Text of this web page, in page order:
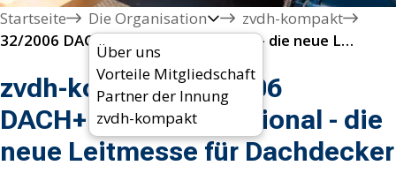
Startseite
Die Organisation
Über uns
Vorteile Mitgliedschaft
Partner der Innung
zvdh-kompakt
zvdh-kompakt
32/2006 DACH+HOLZ International - die neue Leitmesse für Dachdecker und Zimmerer
zvdh-kompakt 32/2006
DACH+HOLZ International - die
neue Leitmesse für Dachdecker